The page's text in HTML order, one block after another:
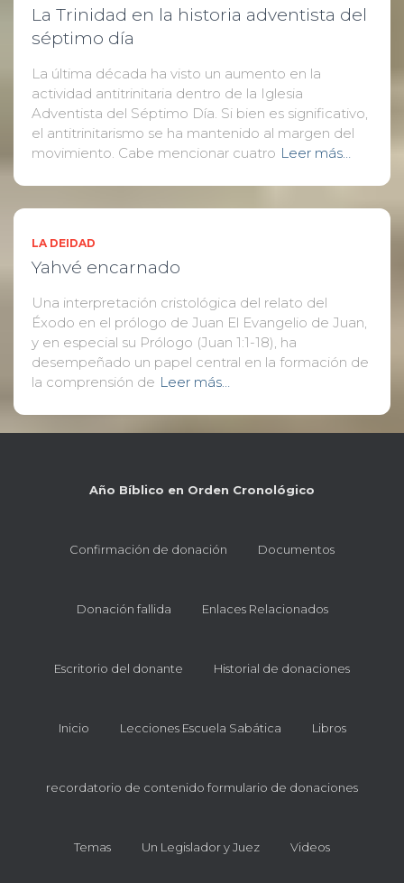
La Trinidad en la historia adventista del
séptimo día
La última década ha visto un aumento en la
actividad antitrinitaria dentro de la Iglesia
Adventista del Séptimo Día. Si bien es significativo,
el antitrinitarismo se ha mantenido al margen del
movimiento. Cabe mencionar cuatro Leer más…
LA DEIDAD
Yahvé encarnado
Una interpretación cristológica del relato del
Éxodo en el prólogo de Juan El Evangelio de Juan,
y en especial su Prólogo (Juan 1:1-18), ha
desempeñado un papel central en la formación de
la comprensión de Leer más…
Año Bíblico en Orden Cronológico
Confirmación de donación Documentos
Donación fallida Enlaces Relacionados
Escritorio del donante Historial de donaciones
Inicio Lecciones Escuela Sabática Libros
recordatorio de contenido formulario de donaciones
Temas Un Legislador y Juez Videos